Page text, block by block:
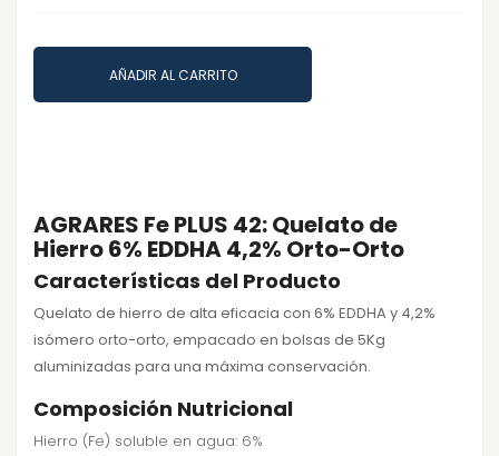
AÑADIR AL CARRITO
AGRARES Fe PLUS 42: Quelato de
Hierro 6% EDDHA 4,2% Orto-Orto
Características del Producto
Quelato de hierro de alta eficacia con 6% EDDHA y 4,2%
isómero orto-orto, empacado en bolsas de 5Kg
aluminizadas para una máxima conservación.
Composición Nutricional
Hierro (Fe) soluble en agua: 6%